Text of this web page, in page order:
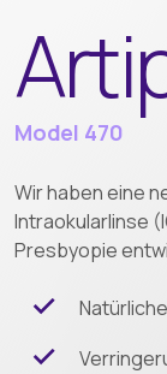
Model 470
Wir haben eine
Intraokularlinse
Presbyopie